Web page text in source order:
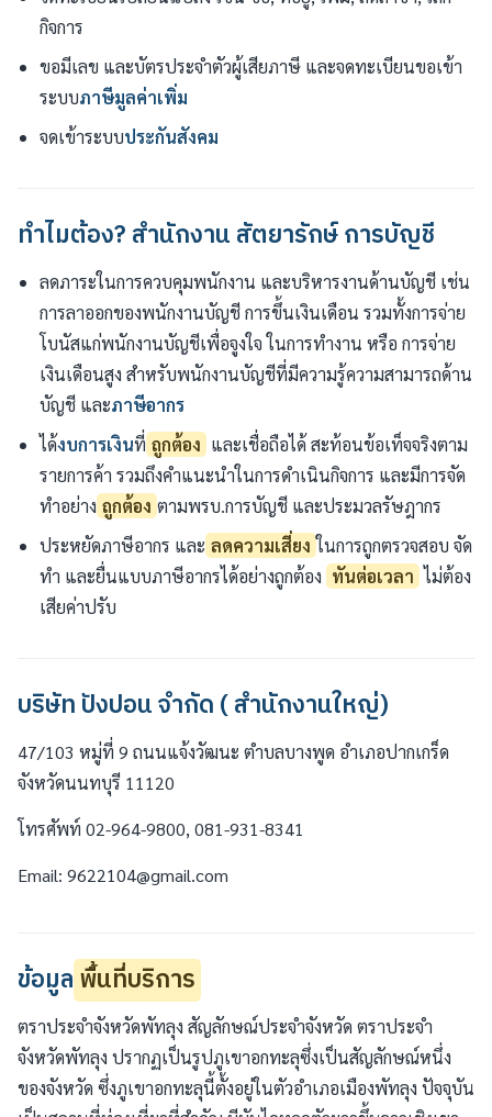
กิจการ
ขอมีเลข และบัตรประจำตัวผู้เสียภาษี และจดทะเบียนขอเข้า
ระบบภาษีมูลค่าเพิ่ม
จดเข้าระบบประกันสังคม
ทำไมต้อง? สำนักงาน สัตยารักษ์ การบัญชี
ลดภาระในการควบคุมพนักงาน และบริหารงานด้านบัญชี เช่น
การลาออกของพนักงานบัญชี การขึ้นเงินเดือน รวมทั้งการจ่าย
โบนัสแก่พนักงานบัญชีเพื่อจูงใจ ในการทำงาน หรือ การจ่าย
เงินเดือนสูง สำหรับพนักงานบัญชีที่มีความรู้ความสามารถด้าน
บัญชี และภาษีอากร
ได้งบการเงินที่ ถูกต้อง และเชื่อถือได้ สะท้อนข้อเท็จจริงตาม
รายการค้า รวมถึงคำแนะนำในการดำเนินกิจการ และมีการจัด
ทำอย่าง ถูกต้อง ตามพรบ.การบัญชี และประมวลรัษฎากร
ประหยัดภาษีอากร และ ลดความเสี่ยง ในการถูกตรวจสอบ จัด
ทำ และยื่นแบบภาษีอากรได้อย่างถูกต้อง ทันต่อเวลา ไม่ต้อง
เสียค่าปรับ
บริษัท ปังปอน จำกัด ( สำนักงานใหญ่)
47/103 หมู่ที่ 9 ถนนแจ้งวัฒนะ ตำบลบางพูด อำเภอปากเกร็ด
จังหวัดนนทบุรี 11120
โทรศัพท์ 02-964-9800, 081-931-8341
Email: 9622104@gmail.com
ข้อมูลพื้นที่บริการ
ตราประจำจังหวัดพัทลุง สัญลักษณ์ประจำจังหวัด ตราประจำ
จังหวัดพัทลุง ปรากฏเป็นรูปภูเขาอกทะลุซึ่งเป็นสัญลักษณ์หนึ่ง
ของจังหวัด ซึ่งภูเขาอกทะลุนี้ตั้งอยู่ในตัวอำเภอเมืองพัทลุง ปัจจุบัน